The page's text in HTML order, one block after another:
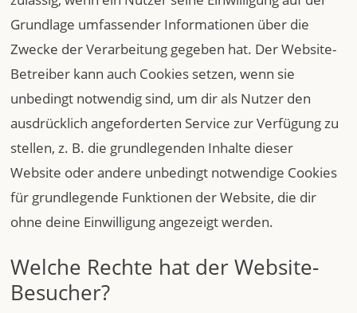
Grundlage umfassender Informationen über die
Zwecke der Verarbeitung gegeben hat. Der Website-
Betreiber kann auch Cookies setzen, wenn sie
unbedingt notwendig sind, um dir als Nutzer den
ausdrücklich angeforderten Service zur Verfügung zu
stellen, z. B. die grundlegenden Inhalte dieser
Website oder andere unbedingt notwendige Cookies
für grundlegende Funktionen der Website, die dir
ohne deine Einwilligung angezeigt werden.
Welche Rechte hat der Website-
Besucher?